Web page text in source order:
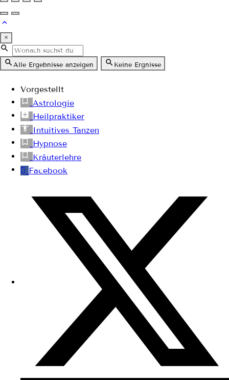
×
Alle Ergebnisse anzeigen Keine Ergnisse
Vorgestellt
Astrologie
Heilpraktiker
Intuitives Tanzen
Hypnose
Kräuterlehre
Facebook